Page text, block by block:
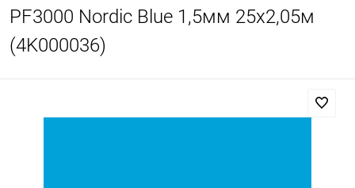
PF3000 Nordic Blue 1,5мм 25х2,05м
(4K000036)